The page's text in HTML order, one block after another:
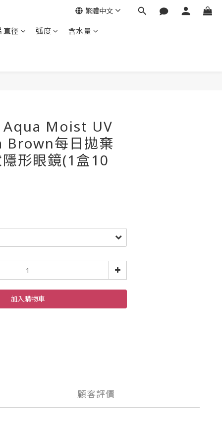
直徑 弧度 含水量
繁體中文
Moist UV
每日拋棄
形眼鏡(1盒10
加入購物車
顧客評價